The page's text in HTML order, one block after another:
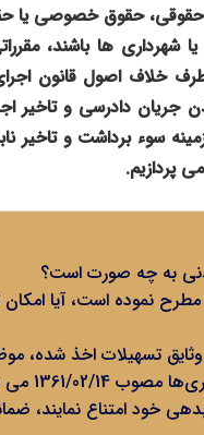
حقوق خصوصی یا
شهرداری‌ ها باشند،
خلاف اصول قانون
دادرسی و تاخیر
سوء برداشت و تاخیر
پردازیم.
به چه صورت است؟
نموده است، آیا امکان
تسهیلات اخذ شده،
باشند یا خیر؟
خود امتناع نمایند،